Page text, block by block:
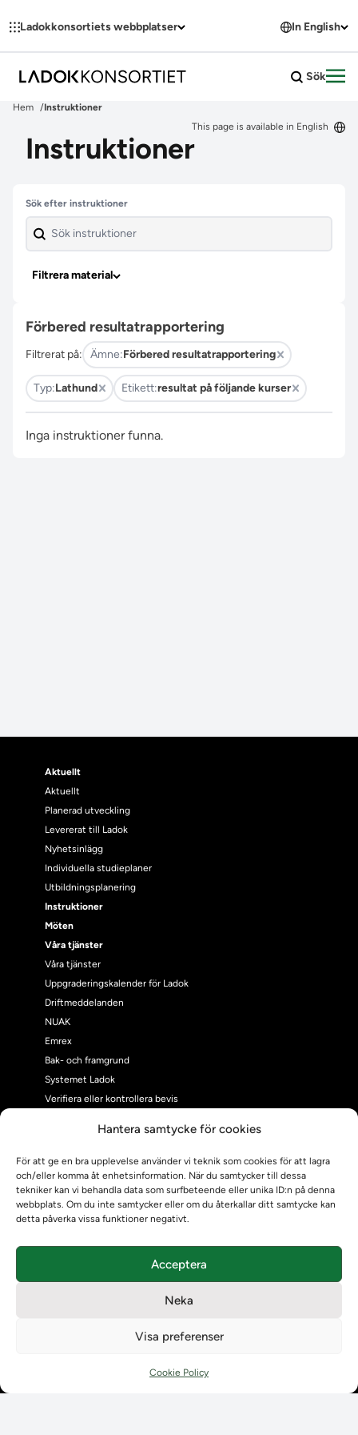
Hantera samtycke för cookies
För att ge en bra upplevelse använder vi teknik som cookies för att lagra
och/eller komma åt enhetsinformation. När du samtycker till dessa
tekniker kan vi behandla data som surfbeteende eller unika ID:n på denna
webbplats. Om du inte samtycker eller om du återkallar ditt samtycke kan
detta påverka vissa funktioner negativt.
Acceptera
Neka
Visa preferenser
Cookie Policy
Ladokkonsortiets webbplatser In English
Sök
Hem
Instruktioner
This page is available in English
Instruktioner
Hoppa över filter
Sök efter instruktioner
Filtrera material
Förbered resultatrapportering
Filtrerat på: Ämne:Förbered resultatrapportering
Typ:Lathund Etikett:resultat på följande kurser
Inga instruktioner funna.
Aktuellt
Aktuellt
Planerad utveckling
Levererat till Ladok
Nyhetsinlägg
Individuella studieplaner
Utbildningsplanering
Instruktioner
Möten
Våra tjänster
Våra tjänster
Uppgraderingskalender för Ladok
Driftmeddelanden
NUAK
Emrex
Bak- och framgrund
Systemet Ladok
Verifiera eller kontrollera bevis
Om oss
Om Ladokkonsortiet
Ladokkonsortiet internationellt
Vision, strategi och produktplan
Kontaktuppgifter för studenters Ladoksupport